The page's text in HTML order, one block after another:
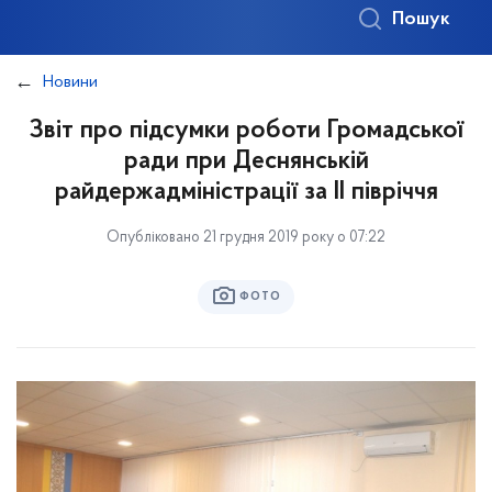
Пошук
Новини
Звіт про підсумки роботи Громадської
ради при Деснянській
райдержадміністрації за II півріччя
Опубліковано 21 грудня 2019 року о 07:22
ФОТО